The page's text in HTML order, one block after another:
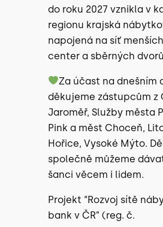
do roku 2027 vznikla v
regionu krajská
napojená na síť
center a sběrných
Za účast na dnešním
děkujeme zástupcům z
Jaroměř, Služby města
Pink a měst Choceň,
Hořice, Vysoké Mýto.
společně můžeme
šanci věcem i lidem.
Projekt “Rozvoj sítě
bank v ČR” (reg. č.